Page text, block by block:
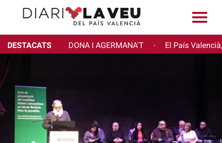
DESTACATS DONA I AGERMANA'T · El País